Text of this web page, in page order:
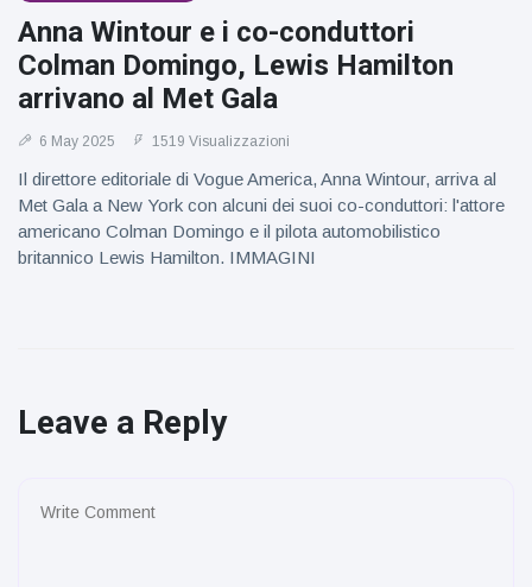
Anna Wintour e i co-conduttori
Colman Domingo, Lewis Hamilton
arrivano al Met Gala
6 May 2025 1519 Visualizzazioni
Il direttore editoriale di Vogue America, Anna Wintour, arriva al
Met Gala a New York con alcuni dei suoi co-conduttori: l'attore
americano Colman Domingo e il pilota automobilistico
britannico Lewis Hamilton. IMMAGINI
Leave a Reply